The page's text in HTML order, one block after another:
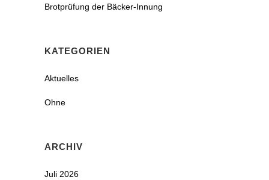
Brotprüfung der Bäcker-Innung
KATEGORIEN
Aktuelles
Ohne
ARCHIV
Juli 2026